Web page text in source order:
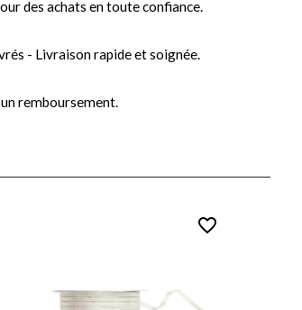
des achats en toute confiance.
- Livraison rapide et soignée.
remboursement.
favorite_border